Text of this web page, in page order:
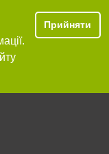
Прийняти